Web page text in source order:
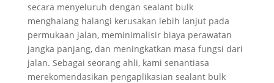
secara menyeluruh dengan sealant bulk
menghalang halangi kerusakan lebih lanjut pada
permukaan jalan, meminimalisir biaya perawatan
jangka panjang, dan meningkatkan masa fungsi dari
jalan. Sebagai seorang ahli, kami senantiasa
merekomendasikan pengaplikasian sealant bulk